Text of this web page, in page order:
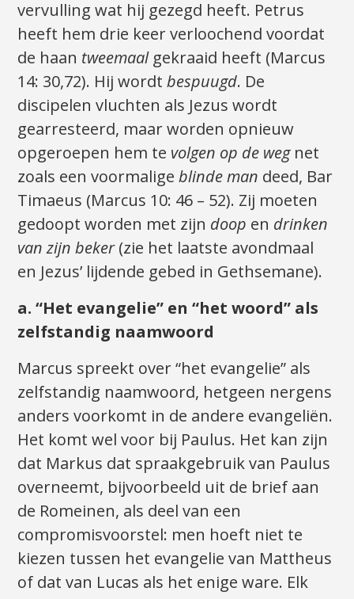
vervulling wat hij gezegd heeft. Petrus
heeft hem drie keer verloochend voordat
de haan tweemaalgekraaid heeft (Marcus
14: 30,72). Hij wordtbespuugd. De
discipelen vluchten als Jezus wordt
gearresteerd, maar worden opnieuw
opgeroepen hem te volgen op de wegnet
zoals een voormaligeblinde man deed, Bar
Timaeus (Marcus 10: 46 – 52). Zij moeten
gedoopt worden met zijn doop en drinken
van zijn beker(zie het laatste avondmaal
en Jezus’ lijdende gebed in Gethsemane).
a. “Het evangelie” en “het woord” als
zelfstandig naamwoord
Marcus spreekt over “het evangelie” als
zelfstandig naamwoord, hetgeen nergens
anders voorkomt in de andere evangeliën.
Het komt wel voor bij Paulus. Het kan zijn
dat Markus dat spraakgebruik van Paulus
overneemt, bijvoorbeeld uit de brief aan
de Romeinen, als deel van een
compromisvoorstel: men hoeft niet te
kiezen tussen het evangelie van Mattheus
of dat van Lucas als het enige ware. Elk